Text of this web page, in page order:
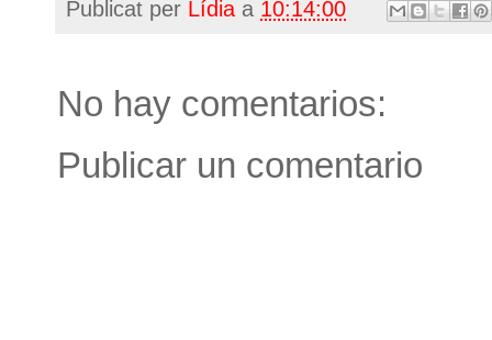
Publicat per Lídia a 10:14:00
No hay comentarios:
Publicar un comentario